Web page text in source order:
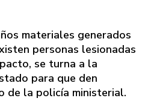
materiales generados
personas lesionadas
se turna a la
para que den
de la policía ministerial.